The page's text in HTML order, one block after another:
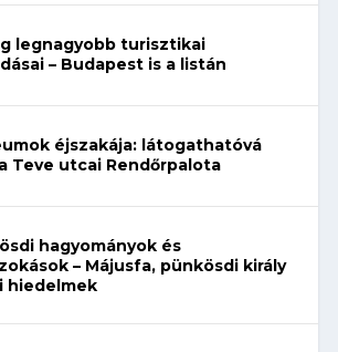
legnagyobb turisztikai
– Budapest is a listán
éjszakája: látogathatóvá
Teve utcai Rendőrpalota
hagyományok és
– Májusfa, pünkösdi király
hiedelmek